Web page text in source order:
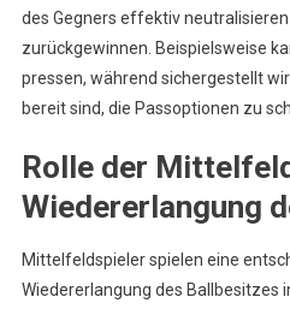
des Gegners effektiv
zurückgewinnen. Beispielsweise
pressen, während sichergestellt
bereit sind, die Passoptionen zu
Rolle der
Wiedererlangung
Mittelfeldspieler spielen eine
Wiedererlangung des Ballbesitzes